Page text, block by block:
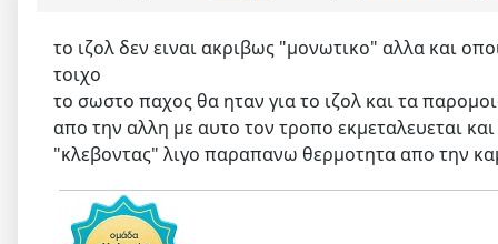
το ιζολ δεν ειναι ακριβως "μονωτικο" αλλα και
τοιχο
το σωστο παχος θα ηταν για το ιζολ και τα
απο την αλλη με αυτο τον τροπο εκμεταλευεται
"κλεβοντας" λιγο παραπανω θερμοτητα απο την